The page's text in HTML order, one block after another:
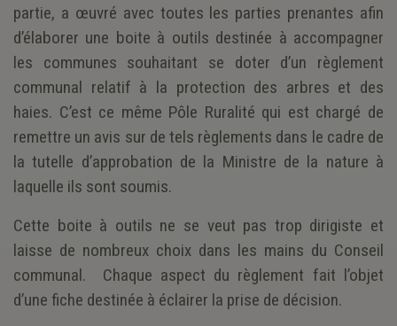
partie, a œuvré avec toutes les parties prenantes afin
d’élaborer une boite à outils destinée à accompagner
les communes souhaitant se doter d’un règlement
communal relatif à la protection des arbres et des
haies. C’est ce même Pôle Ruralité qui est chargé de
remettre un avis sur de tels règlements dans le cadre de
la tutelle d’approbation de la Ministre de la nature à
laquelle ils sont soumis.
Cette boite à outils ne se veut pas trop dirigiste et
laisse de nombreux choix dans les mains du Conseil
communal. Chaque aspect du règlement fait l’objet
d’une fiche destinée à éclairer la prise de décision.